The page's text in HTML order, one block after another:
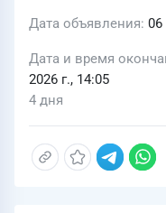
Дата объявления 06
Дата и время
2026 г., 14:05
4 дня